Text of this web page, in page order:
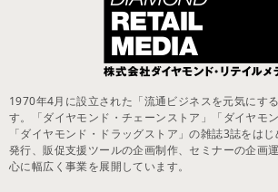
1970年4月に設立された「流通ビジネスを元気にす
す。「ダイヤモンド・チェーンストア」「ダイヤモ
「ダイヤモンド・ドラッグストア」の雑誌3誌をは
発行、販促支援ツールの企画制作、セミナーの企画
心に幅広く事業を展開しています。